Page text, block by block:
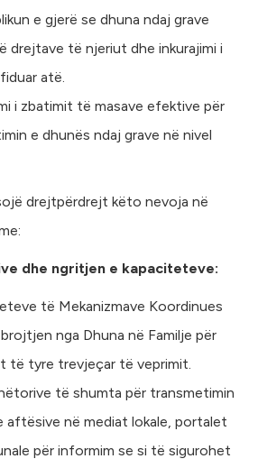
e gjerë se dhuna ndaj grave
drejtave të njeriut dhe inkurajimi i
atë.
i zbatimit të masave efektive për
e dhunës ndaj grave në nivel
drejtpërdrejt këto nevoja në
dhe ngritjen e kapaciteteve:
të Mekanizmave Koordinues
nga Dhuna në Familje për
të tyre trevjeçar të veprimit.
të shumta për transmetimin
aftësive në mediat lokale, portalet
për informim se si të sigurohet